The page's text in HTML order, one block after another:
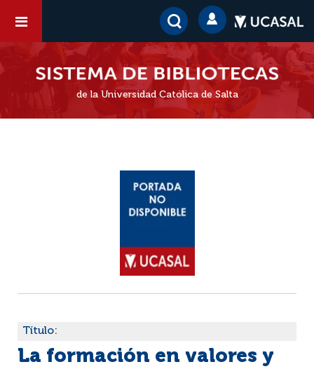
de la Universidad Católica de Salta
Título:
La formación en valores y